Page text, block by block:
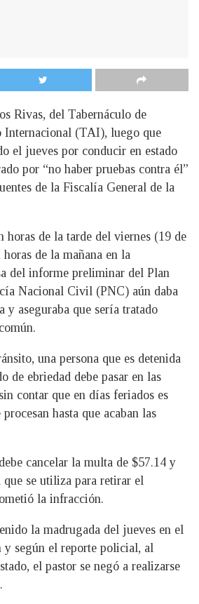
Rivas, del Tabernáculo de
Internacional (TAI), luego que
el jueves por conducir en estado
por “no haber pruebas contra él”
de la Fiscalía General de la
horas de la tarde del viernes (19 de
de la mañana en la
del informe preliminar del Plan
Nacional Civil (PNC) aún daba
y aseguraba que sería tratado
una persona que es detenida
de ebriedad debe pasar en las
contar que en días feriados es
hasta que acaban las
cancelar la multa de $57.14 y
se utiliza para retirar el
la infracción.
la madrugada del jueves en el
según el reporte policial, al
el pastor se negó a realizarse